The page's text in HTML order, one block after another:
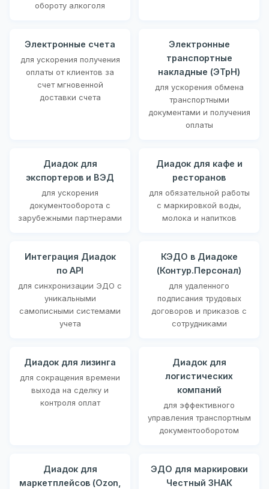
обороту алкоголя
Электронные счета
для ускорения получения
оплаты от клиентов за
счет мгновенной
доставки счета
Электронные
транспортные
накладные (ЭТрН)
для ускорения обмена
транспортными
документами и получения
оплаты
Диадок для
экспортеров и ВЭД
для ускорения
документооборота с
зарубежными партнерами
Диадок для кафе и
ресторанов
для обязательной работы
с маркировкой воды,
молока и напитков
Интеграция Диадок
по API
для синхронизации ЭДО с
уникальными
самописными системами
учета
КЭДО в Диадоке
(Контур.Персонал)
для удаленного
подписания трудовых
договоров и приказов с
сотрудниками
Диадок для лизинга
для сокращения времени
выхода на сделку и
контроля оплат
Диадок для
логистических
компаний
для эффективного
управления транспортным
документооборотом
Диадок для
маркетплейсов (Ozon,
ЭДО для маркировки
Честный ЗНАК